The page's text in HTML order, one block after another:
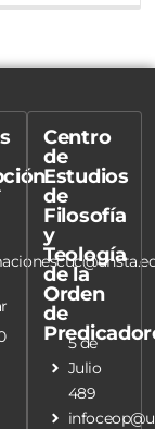
Centro
de
Estudios
de
Filosofía
y
Teología
de la
Orden
de
5 de
Julio
489